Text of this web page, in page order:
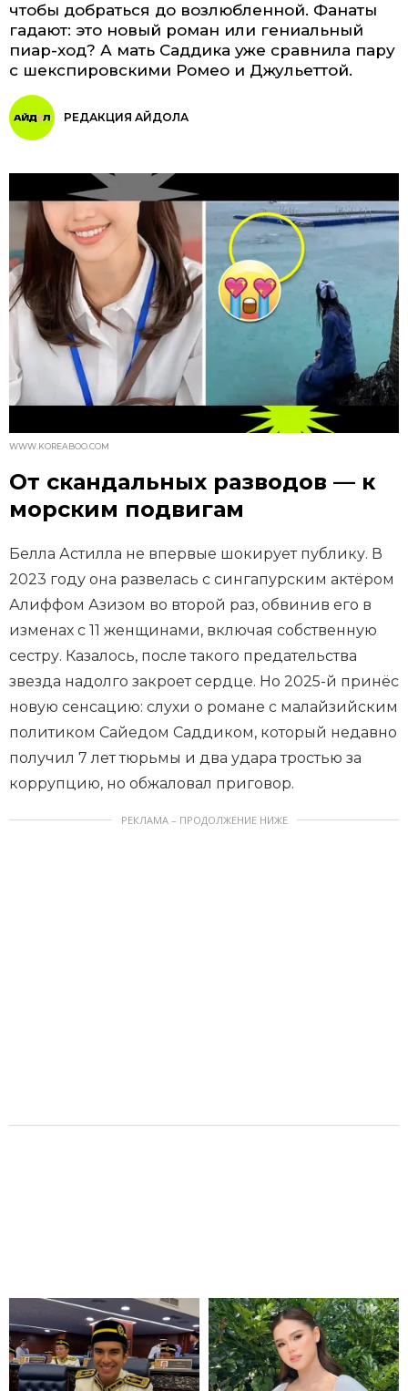
чтобы добраться до возлюбленной. Фанаты
гадают: это новый роман или гениальный
пиар-ход? А мать Саддика уже сравнила пару
с шекспировскими Ромео и Джульеттой.
РЕДАКЦИЯ АЙДОЛА
WWW.KOREABOO.COM
От скандальных разводов — к
морским подвигам
Белла Астилла не впервые шокирует публику. В
2023 году она развелась с сингапурским актёром
Алиффом Азизом во второй раз, обвинив его в
изменах с 11 женщинами, включая собственную
сестру. Казалось, после такого предательства
звезда надолго закроет сердце. Но 2025-й принёс
новую сенсацию: слухи о романе с малайзийским
политиком Сайедом Саддиком, который недавно
получил 7 лет тюрьмы и два удара тростью за
коррупцию, но обжаловал приговор.
РЕКЛАМА – ПРОДОЛЖЕНИЕ НИЖЕ